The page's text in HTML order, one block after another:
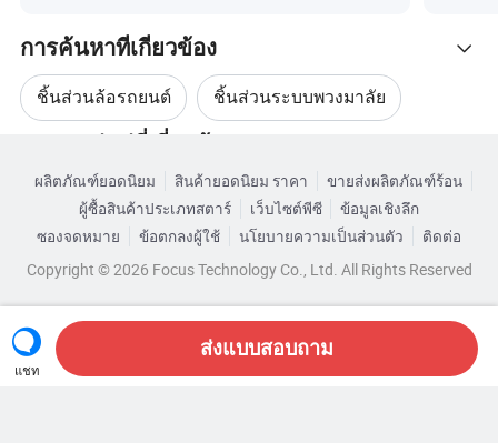
การค้นหาที่เกี่ยวข้อง
ชิ้นส่วนล้อรถยนต์ ชิ้นส่วนระบบพวงมาลัย
ชิ้นส่วนพวงมาลัยอัตโนมัติใหม่
อุปกรณ์เสริมล้อรถยนต์
ชิ้นส่วนพวงมาลัยอัตโนมัติ ISO
เรียกดูตามหมวดหมู่
ผลิตภัณฑ์ยอดนิยม สินค้ายอดนิยม ราคา
ขายส่งผลิตภัณฑ์ร้อน
ผู้ซื้อสินค้าประเภทสตาร์
เว็บไซต์พีซี
ข้อมูลเชิงลึก
ซองจดหมาย
ข้อตกลงผู้ใช้ นโยบายความเป็นส่วนตัว
ติดต่อ
Copyright © 2026 Focus Technology Co., Ltd. All Rights Reserved
แชท
ส่งแบบสอบถาม